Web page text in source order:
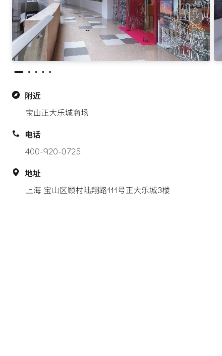
附近
宝山正大乐城商场
电话
400-920-0725
地址
上海 宝山区顾村陆翔路111号正大乐城3楼